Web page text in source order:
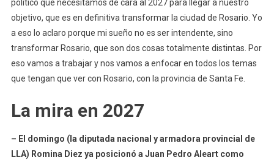
político que necesitamos de cara al 2027 para llegar a nuestro
objetivo, que es en definitiva transformar la ciudad de Rosario. Yo
a eso lo aclaro porque mi sueño no es ser intendente, sino
transformar Rosario, que son dos cosas totalmente distintas. Por
eso vamos a trabajar y nos vamos a enfocar en todos los temas
que tengan que ver con Rosario, con la provincia de Santa Fe.
La mira en 2027
– El domingo (la diputada nacional y armadora provincial de
LLA) Romina Diez ya posicionó a Juan Pedro Aleart como